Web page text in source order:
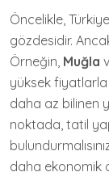
Öncelikle,
gözdesidir.
Örneğin, Muğla
yüksek fiyatlarla
daha az bilinen
noktada, tatil
daha ekonomik